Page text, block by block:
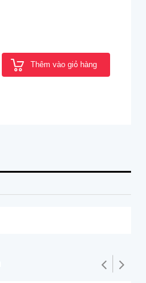
Thêm vào giỏ hàng